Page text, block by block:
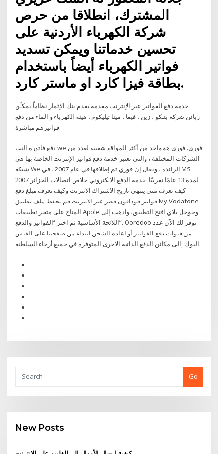
المشترك، انطلاقا من حرص
شركة الكهرباء الأردنية على
تحسين خدماتنا ويمكن تسديد
فواتير الكهرباء أيضاً باستخدام
بطاقة فيزا كارد او ماستر كارد.
خدمة دفع الفواتير عبر الإنترنت مقدمة يقدم بنك الإثمار نظاماً يمكـِّن
زبائن شركة بتلكو ، زين ، فيفا ، مينا تيليكوم ، هيئة الكهرباء و الماء من دفع
فواتيرهم مباشرة.
دفع فاتورة النت we فوري. فوري هو واحد من أكثر المواقع شعبية لعدد من
الشركات المختلفة ، والتي تعتبر خدمة دفع فواتير الإنترنت الخاصة بها هي
شبكة We الرائدة ، ويقال إن فوري تم إطلاقها في عام 2007 ، في MS
2007 لمدة 13 عامًا تقريبًا. خدمة الدفع الالكتروني خلاص اتصالات الجزائر
كيف تعرف متى ينتهي تاريخ الاشتراك الانترنت وكيف تعرف مبلغ دفع
فواتير فودافون قطر عبر الانترنت قم بحفظ ملف تطبيق My Vodafone
المتاح على متجر تطبيقات Apple وجوجل بلاي افتح التطبيق، واذهب إلى
اللائحة الأساسية ثم اختر “الفواتير والدفع”. Ooredoo توفر لك الآن عدد
من قنوات دفع الفواتير أو اعاده الشحن ابتداء من صفحتنا على الفيس
البوك إالى مكائن الدفع الذاتية الاخرى المتوفرة في جميع أرجاء السلطنة.
Go
New Posts